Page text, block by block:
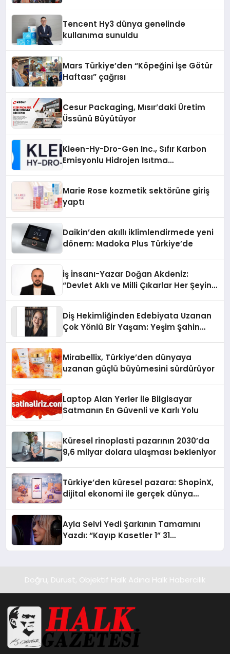
Tencent Hy3 dünya genelinde
kullanıma sunuldu
Mars Türkiye’den “Köpeğini İşe Götür
Haftası” çağrısı
Cesur Packaging, Mısır’daki Üretim
Üssünü Büyütüyor
Kleen-Hy-Dro-Gen Inc., Sıfır Karbon
Emisyonlu Hidrojen Isıtma
Marie Rose kozmetik sektörüne giriş
yaptı
Daikin’den akıllı iklimlendirmede yeni
dönem: Madoka Plus Türkiye’de
İş İnsanı-Yazar Doğan Akdeniz:
“Devlet Aklı ve Milli Çıkarlar Her Şeyin
Diş Hekimliğinden Edebiyata Uzanan
Çok Yönlü Bir Yaşam: Yeşim Şahin
Mirabellix, Türkiye’den dünyaya
uzanan güçlü büyümesini sürdürüyor
Laptop Alan Yerler ile Bilgisayar
Satmanın En Güvenli ve Karlı Yolu
Küresel rinoplasti pazarının 2030’da
9,6 milyar dolara ulaşması bekleniyor
Türkiye’den küresel pazara: ShopinX,
dijital ekonomi ile gerçek dünya
Ayla Selvi Yedi Şarkının Tamamını
Yazdı: “Kayıp Kasetler 1” 31
Doğru, Dürüst, Objektif Halk Adına Halk Habercilik